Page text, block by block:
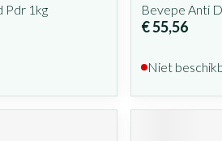
Pdr 1kg Bevepe Anti
€ 55,56
Niet